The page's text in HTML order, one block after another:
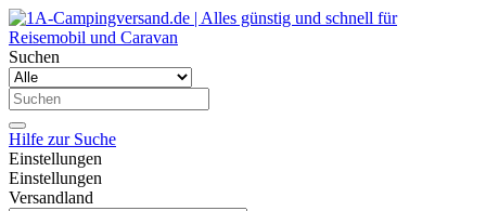
Suchen
Hilfe zur Suche
Einstellungen
Einstellungen
Versandland